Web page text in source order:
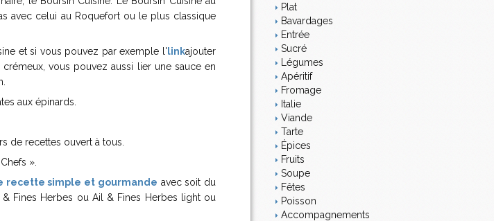
avec celui au Roquefort ou le plus classique
et si vous pouvez par exemple l' linkajouter
vous pouvez aussi lier une sauce en
aux épinards.
de recettes ouvert à tous.
».
recette simple et gourmande avec soit du
Fines Herbes ou Ail & Fines Herbes light ou
Plat
Bavardages
Entrée
Sucré
Légumes
Apéritif
Fromage
Italie
Viande
Tarte
Épices
Fruits
Soupe
Fêtes
Poisson
Accompagnements